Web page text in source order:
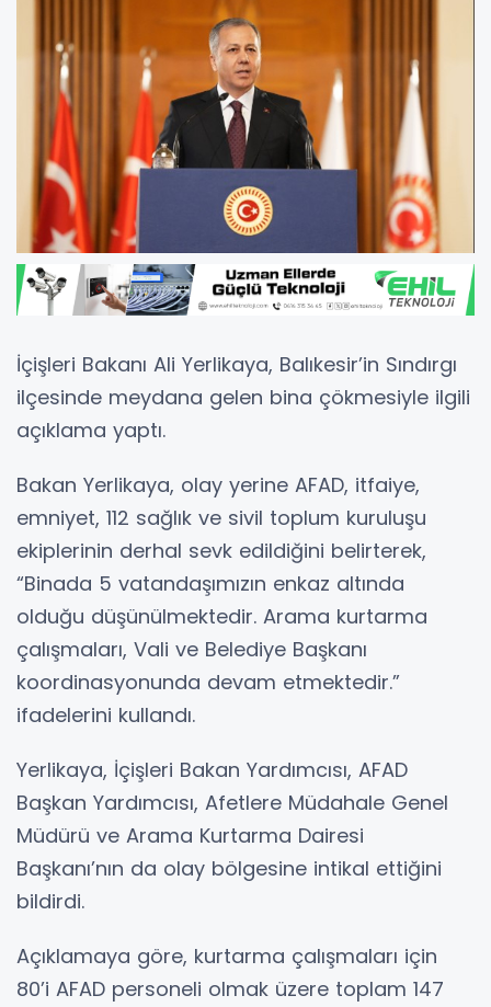
İçişleri Bakanı Ali Yerlikaya, Balıkesir’in Sındırgı
ilçesinde meydana gelen bina çökmesiyle ilgili
açıklama yaptı.
Bakan Yerlikaya, olay yerine AFAD, itfaiye,
emniyet, 112 sağlık ve sivil toplum kuruluşu
ekiplerinin derhal sevk edildiğini belirterek,
“Binada 5 vatandaşımızın enkaz altında
olduğu düşünülmektedir. Arama kurtarma
çalışmaları, Vali ve Belediye Başkanı
koordinasyonunda devam etmektedir.”
ifadelerini kullandı.
Yerlikaya, İçişleri Bakan Yardımcısı, AFAD
Başkan Yardımcısı, Afetlere Müdahale Genel
Müdürü ve Arama Kurtarma Dairesi
Başkanı’nın da olay bölgesine intikal ettiğini
bildirdi.
Açıklamaya göre, kurtarma çalışmaları için
80’i AFAD personeli olmak üzere toplam 147